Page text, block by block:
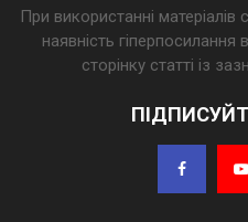
При використанні
наявність
сторінку статті із